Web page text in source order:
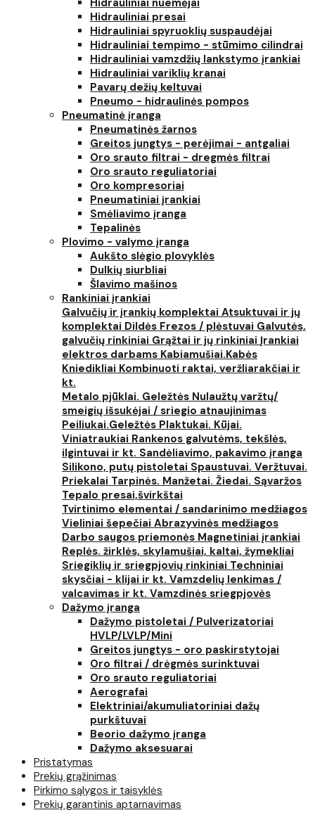
Hidrauliniai nuemėjai
Hidrauliniai presai
Hidrauliniai spyruoklių suspaudėjai
Hidrauliniai tempimo - stūmimo cilindrai
Hidrauliniai vamzdžių lankstymo įrankiai
Hidrauliniai variklių kranai
Pavarų dežių keltuvai
Pneumo - hidraulinės pompos
Pneumatinė įranga
Pneumatinės žarnos
Greitos jungtys - perėjimai - antgaliai
Oro srauto filtrai - dregmės filtrai
Oro srauto reguliatoriai
Oro kompresoriai
Pneumatiniai įrankiai
Smėliavimo įranga
Tepalinės
Plovimo - valymo įranga
Aukšto slėgio plovyklės
Dulkių siurbliai
Šlavimo mašinos
Rankiniai įrankiai
Galvučių ir įrankių komplektai Atsuktuvai ir jų
komplektai Dildės Frezos / plėstuvai Galvutės,
galvučių rinkiniai Grąžtai ir jų rinkiniai Įrankiai
elektros darbams Kabiamušiai.Kabės
Kniedikliai Kombinuoti raktai, veržliarakčiai ir
kt.
Metalo pjūklai. Geležtės Nulaužtų varžtų/
smeigių išsukėjai / sriegio atnaujinimas
Peiliukai.Geležtės Plaktukai. Kūjai.
Viniatraukiai Rankenos galvutėms, tekšlės,
ilgintuvai ir kt. Sandėliavimo, pakavimo įranga
Silikono, putų pistoletai Spaustuvai. Veržtuvai.
Priekalai Tarpinės. Manžetai. Žiedai. Sąvaržos
Tepalo presai,švirkštai
Tvirtinimo elementai / sandarinimo medžiagos
Vieliniai šepečiai Abrazyvinės medžiagos
Darbo saugos priemonės Magnetiniai įrankiai
Replės. žirklės, skylamušiai, kaltai, žymekliai
Sriegiklių ir sriegpjovių rinkiniai Techniniai
skysčiai - klijai ir kt. Vamzdelių lenkimas /
valcavimas ir kt. Vamzdinės sriegpjovės
Dažymo įranga
Dažymo pistoletai / Pulverizatoriai
HVLP/LVLP/Mini
Greitos jungtys - oro paskirstytojai
Oro filtrai / drėgmės surinktuvai
Oro srauto reguliatoriai
Aerografai
Elektriniai/akumuliatoriniai dažų
purkštuvai
Beorio dažymo įranga
Dažymo aksesuarai
Pristatymas
Prekių grąžinimas
Pirkimo sąlygos ir taisyklės
Prekių garantinis aptarnavimas